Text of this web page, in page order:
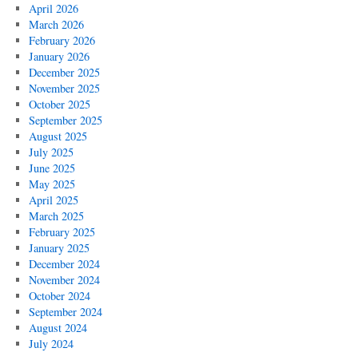
April 2026
March 2026
February 2026
January 2026
December 2025
November 2025
October 2025
September 2025
August 2025
July 2025
June 2025
May 2025
April 2025
March 2025
February 2025
January 2025
December 2024
November 2024
October 2024
September 2024
August 2024
July 2024